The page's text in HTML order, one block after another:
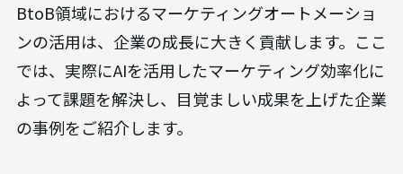
BtoB領域におけるマーケティングオートメーショ
ンの活用は、企業の成長に大きく貢献します。ここ
では、実際にAIを活用したマーケティング効率化に
よって課題を解決し、目覚ましい成果を上げた企業
の事例をご紹介します。